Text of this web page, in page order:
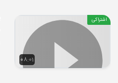
08:01
اشتراکی